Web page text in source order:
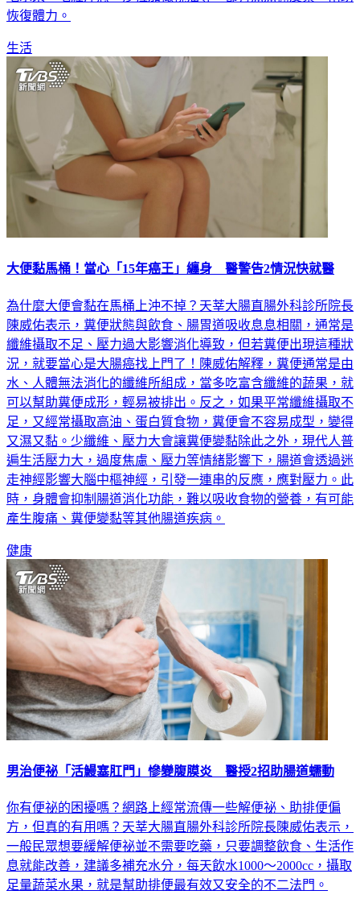
恢復體力。
生活
大便黏馬桶！當心「15年癌王」纏身 醫警告2情況快就醫
為什麼大便會黏在馬桶上沖不掉？天莘大腸直腸外科診所院長
陳威佑表示，糞便狀態與飲食、腸胃道吸收息息相關，通常是
纖維攝取不足、壓力過大影響消化導致，但若糞便出現這種狀
況，就要當心是大腸癌找上門了！陳威佑解釋，糞便通常是由
水、人體無法消化的纖維所組成，當多吃富含纖維的蔬果，就
可以幫助糞便成形，輕易被排出。反之，如果平常纖維攝取不
足，又經常攝取高油、蛋白質食物，糞便會不容易成型，變得
又濕又黏。少纖維、壓力大會讓糞便變黏除此之外，現代人普
遍生活壓力大，過度焦慮、壓力等情緒影響下，腸道會透過迷
走神經影響大腦中樞神經，引發一連串的反應，應對壓力。此
時，身體會抑制腸道消化功能，難以吸收食物的營養，有可能
產生腹痛、糞便變黏等其他腸道疾病。
健康
男治便祕「活鰻塞肛門」慘變腹膜炎 醫授2招助腸道蠕動
你有便祕的困擾嗎？網路上經常流傳一些解便祕、助排便偏
方，但真的有用嗎？天莘大腸直腸外科診所院長陳威佑表示，
一般民眾想要緩解便祕並不需要吃藥，只要調整飲食、生活作
息就能改善，建議多補充水分，每天飲水1000～2000cc，攝取
足量蔬菜水果，就是幫助排便最有效又安全的不二法門。